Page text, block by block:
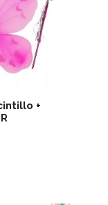
+
Ver detalles